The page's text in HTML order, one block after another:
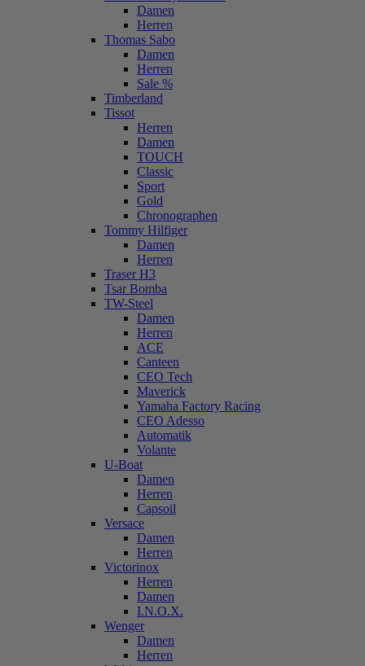
Damen
Herren
Thomas Sabo
Damen
Herren
Sale %
Timberland
Tissot
Herren
Damen
TOUCH
Classic
Sport
Gold
Chronographen
Tommy Hilfiger
Damen
Herren
Traser H3
Tsar Bomba
TW-Steel
Damen
Herren
ACE
Canteen
CEO Tech
Maverick
Yamaha Factory Racing
CEO Adesso
Automatik
Volante
U-Boat
Damen
Herren
Capsoil
Versace
Damen
Herren
Victorinox
Herren
Damen
I.N.O.X.
Wenger
Damen
Herren